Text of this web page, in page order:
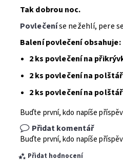
Tak dobrou noc.
Povlečeníse nežehlí, pere
Balení povlečení obsahuje:
2 ks povlečení na
2 ks povlečení na polštář
2 ks povlečení na polštář
Buďte první, kdo napíše
Přidat komentář
Buďte první, kdo napíše
Přidat hodnocení